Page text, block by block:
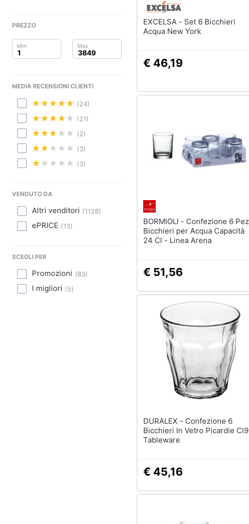
Prima infanzia
Abbigliamento
Animali
Libri, cd e dvd
Festività e ricorrenze
Promozioni
Regali per la festa del papà
Per gli amanti della tecnologia
Per gli amanti della moda
PREZZO
MEDIA RECENSIONI CLIENTI
(24)
(21)
(2)
(3)
(3)
VENDUTO DA
Altri venditori (1128)
ePRICE (13)
SCEGLI PER
Promozioni (83)
I migliori (5)
EXCELSA - Set 6 Bicchieri
Acqua New York
€ 46,19
BORMIOLI - Confezione 6 Pezzi
Bicchieri per Acqua Capacità
24 Cl - Linea Arena
€ 51,56
DURALEX - Confezione 6
Bicchieri In Vetro Picardie Cl9
Tableware
€ 45,16